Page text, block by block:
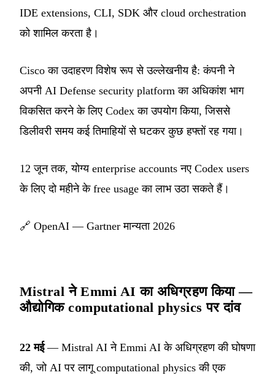
IDE extensions, CLI, SDK और cloud orchestration
को शामिल करता है।
Cisco का उदाहरण विशेष रूप से उल्लेखनीय है: कंपनी ने
अपनी AI Defense security platform का अधिकांश भाग
विकसित करने के लिए Codex का उपयोग किया, जिससे
डिलीवरी समय कई तिमाहियों से घटकर कुछ हफ्तों रह गया।
12 जून तक, योग्य enterprise accounts नए Codex users
के लिए दो महीने के free usage का लाभ उठा सकते हैं।
🔗 OpenAI — Gartner मान्यता 2026
Mistral ने Emmi AI का अधिग्रहण किया —
औद्योगिक computational physics पर दांव
22 मई— Mistral AI ने Emmi AI के अधिग्रहण की घोषणा
की, जो AI पर लागू computational physics की एक